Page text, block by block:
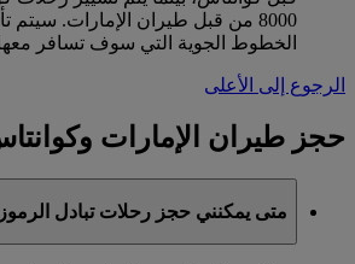
8000 من قبل طيران الإمارات.
الخطوط الجوية التي سوف تسافر معها
الرجوع إلى الأعلى
حجز طيران الإمارات
متى يمكنني حجز رحلات تبادل